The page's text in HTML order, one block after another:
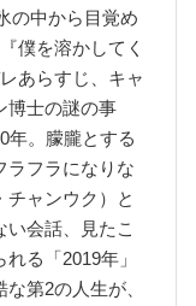
の中から目覚め
僕を溶かしてく
あらすじ、キャ
博士の謎の事
年。朦朧とする
ラフラになりな
チャンウク）と
い会話、見たこ
る「2019年」
第2の人生が、